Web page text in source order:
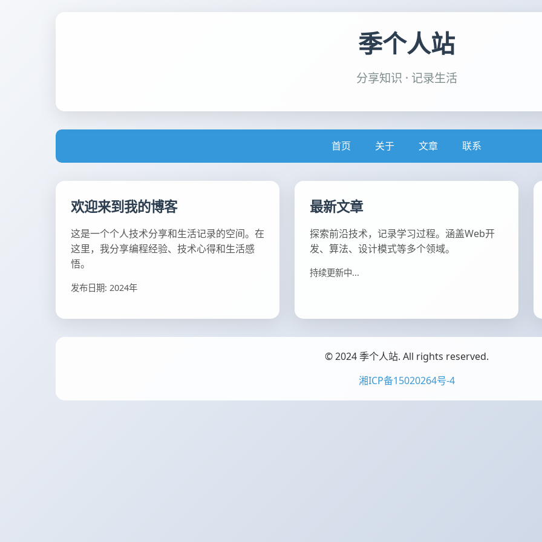
季个人站
分享知识 · 记录生活
首页 关于 文章 联系
欢迎来到我的博客
这是一个个人技术分享和生活记录的空间。在
这里，我分享编程经验、技术心得和生活感
悟。
发布日期: 2024年
最新文章
探索前沿技术，记录学习过程。涵盖Web开
发、算法、设计模式等多个领域。
持续更新中...
© 2024 季个人站. All rights reserved.
湘ICP备15020264号-4